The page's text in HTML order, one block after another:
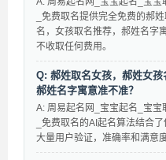
_免费取名提供完全免费的郝
名，女孩取名推荐，郝姓名字
不收取任何费用。
Q: 郝姓取名女孩，郝姓女孩
郝姓名字寓意准不准？
A: 周易起名网_宝宝起名_宝
_免费取名的AI起名算法结合
大量用户验证，准确率和满意